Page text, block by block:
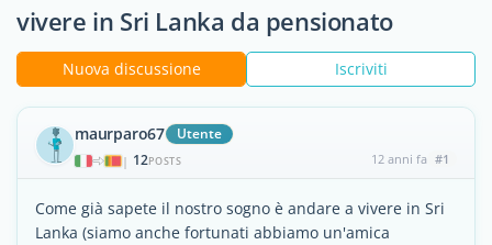
vivere in Sri Lanka da pensionato
Nuova discussione Iscriviti
maurparo67 Utente
| 12POSTS 12 anni fa #1
Come già sapete il nostro sogno è andare a vivere in Sri
Lanka (siamo anche fortunati abbiamo un'amica